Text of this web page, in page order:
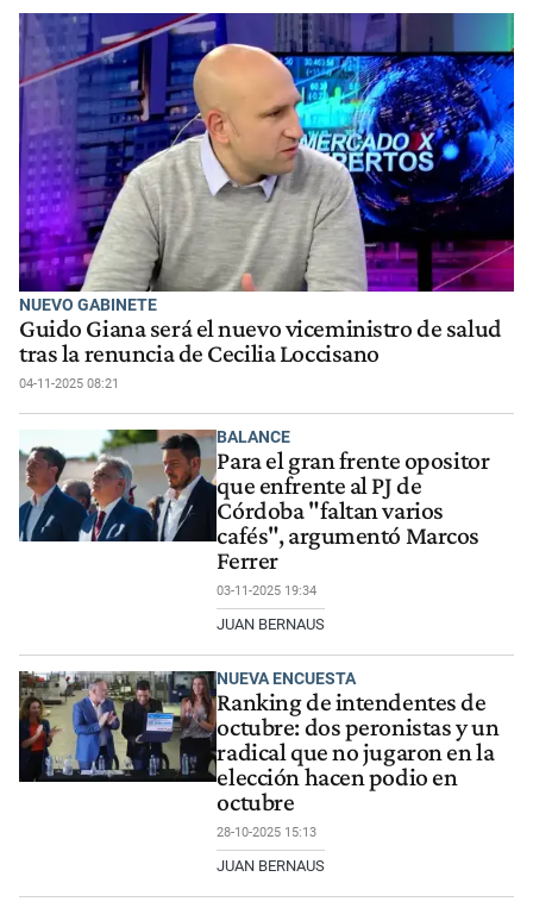
NUEVO GABINETE
Guido Giana será el nuevo viceministro de salud
tras la renuncia de Cecilia Loccisano
04-11-2025 08:21
BALANCE
Para el gran frente opositor
que enfrente al PJ de
Córdoba "faltan varios
cafés", argumentó Marcos
Ferrer
03-11-2025 19:34
JUAN BERNAUS
NUEVA ENCUESTA
Ranking de intendentes de
octubre: dos peronistas y un
radical que no jugaron en la
elección hacen podio en
octubre
28-10-2025 15:13
JUAN BERNAUS